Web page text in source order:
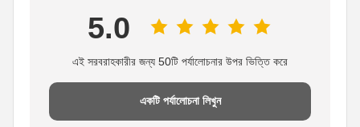
5.0
এই সরবরাহকারীর জন্য 50টি পর্যালোচনার উপর ভিত্তি করে
একটি পর্যালোচনা লিখুন